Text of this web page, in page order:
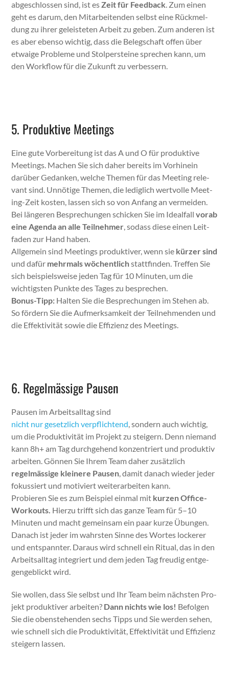
abgeschlossen sind, ist esZeit für Feed­back. Zum einen
geht es darum, den Mitar­bei­t­en­den selb­st eine Rück­mel­
dung zu ihrer geleis­teten Arbeit zu geben. Zum anderen ist
es aber eben­so wichtig, dass die Belegschaft offen über
etwaige Prob­leme und Stolper­steine sprechen kann, um
den Work­flow für die Zukun­ft zu verbessern.
5. Produktive Meetings
Eine gute Vor­bere­itung ist das A und O für pro­duk­tive
Meet­ings. Machen Sie sich daher bere­its im Vorhinein
darüber Gedanken, welche The­men für das Meet­ing rel­e­
vant sind. Unnötige The­men, die lediglich wertvolle Meet­
ing-Zeit kosten, lassen sich so von Anfang an ver­mei­den.
Bei län­geren Besprechun­gen schick­en Sie im Ide­al­fallvor­ab
eine Agen­da an alle Teil­nehmer, sodass diese einen Leit­
faden zur Hand haben.
All­ge­mein sind Meet­ings pro­duk­tiv­er, wenn sie kürz­er sind
und dafür mehrmals wöchentlichstat­tfind­en. Tre­f­fen Sie
sich beispiel­sweise jeden Tag für 10 Minuten, um die
wichtig­sten Punk­te des Tages zu besprechen.
Bonus-Tipp: Hal­ten Sie die Besprechun­gen im Ste­hen ab.
So fördern Sie die Aufmerk­samkeit der Teil­nehmenden und
die Effek­tiv­ität sowie die Effizienz des Meet­ings.
6. Regelmässige Pausen
Pausen im Arbeit­sall­t­ag sind
nicht nur geset­zlich verpflich­t­end, son­dern auch wichtig,
um die Pro­duk­tiv­ität im Pro­jekt zu steigern. Denn nie­mand
kann 8h+ am Tag durchge­hend konzen­tri­ert und pro­duk­tiv
arbeit­en. Gön­nen Sie Ihrem Team daher zusät­zlich
regelmäs­sige kleinere Pausen, damit danach wieder jed­er
fokussiert und motiviert weit­er­ar­beit­en kann.
Pro­bieren Sie es zum Beispiel ein­mal mit kurzen Office-
Work­outs. Hierzu trifft sich das ganze Team für 5–10
Minuten und macht gemein­sam ein paar kurze Übun­gen.
Danach ist jed­er im wahrsten Sinne des Wortes lock­er­er
und entspan­nter. Daraus wird schnell ein Rit­u­al, das in den
Arbeit­sall­t­ag inte­gri­ert und dem jeden Tag freudig ent­ge­
genge­blickt wird.
Sie wollen, dass Sie selb­st und Ihr Team beim näch­sten Pro­
jekt pro­duk­tiv­er arbeit­en? Dann nichts wie los! Befol­gen
Sie die oben­ste­hen­den sechs Tipps und Sie wer­den sehen,
wie schnell sich die Pro­duk­tiv­ität, Effek­tiv­ität und Effizienz
steigern lassen.